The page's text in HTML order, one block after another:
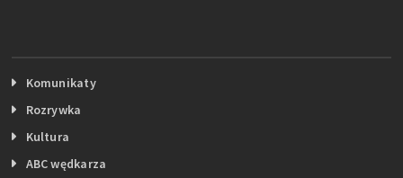
Komunikaty
Rozrywka
Kultura
ABC wędkarza